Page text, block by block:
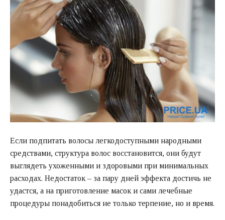
Если подпитать волосы легкодоступными народными
средствами, структура волос восстановится, они будут
выглядеть ухоженными и здоровыми при минимальных
расходах. Недостаток – за пару дней эффекта достичь не
удастся, а на приготовление масок и сами лечебные
процедуры понадобиться не только терпение, но и время.